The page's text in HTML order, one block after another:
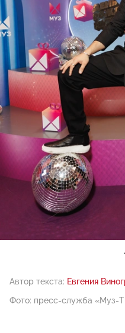
Автор текста: Евгения
Фото: пресс-служба «Муз-